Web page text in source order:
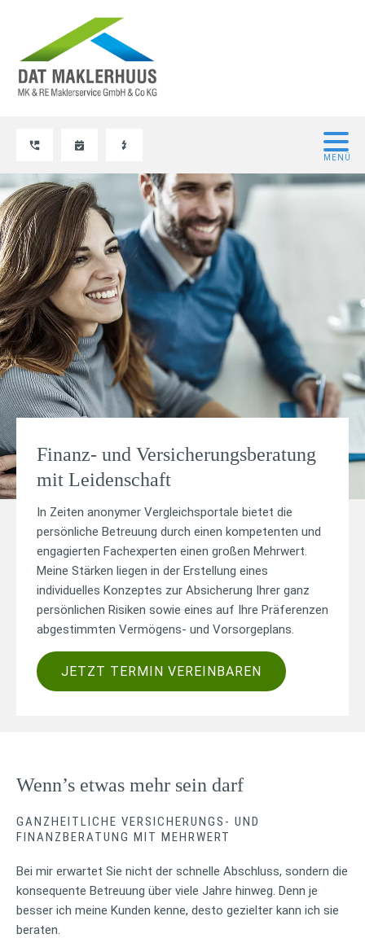
Finanz- und Versicherungs­beratung
mit Leidenschaft
In Zeiten anonymer Vergleichsportale bietet die
persönliche Betreuung durch einen kompetenten und
engagierten Fachexperten einen großen Mehrwert.
Meine Stärken liegen in der Erstellung eines
individuelles Konzeptes zur Absicherung Ihrer ganz
persönlichen Risiken sowie eines auf Ihre Präferenzen
abgestimmten Vermögens- und Vorsorgeplans.
JETZT TERMIN VEREINBAREN
Wenn’s etwas mehr sein darf
GANZHEITLICHE VERSICHERUNGS- UND
FINANZBERATUNG MIT MEHRWERT
Bei mir erwartet Sie nicht der schnelle Abschluss, sondern die
konsequente Betreuung über viele Jahre hinweg. Denn je
besser ich meine Kunden kenne, desto gezielter kann ich sie
beraten.